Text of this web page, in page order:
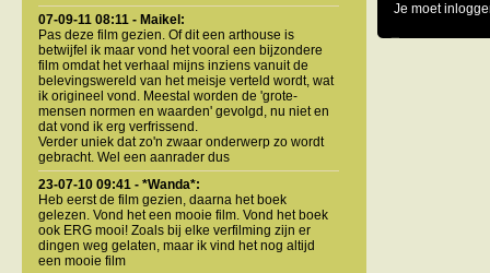
07-09-11 08:11 - Maikel:
Pas deze film gezien. Of dit een arthouse is
betwijfel ik maar vond het vooral een bijzondere
film omdat het verhaal mijns inziens vanuit de
belevingswereld van het meisje verteld wordt, wat
ik origineel vond. Meestal worden de 'grote-
mensen normen en waarden' gevolgd, nu niet en
dat vond ik erg verfrissend.
Verder uniek dat zo'n zwaar onderwerp zo wordt
gebracht. Wel een aanrader dus
23-07-10 09:41 - *Wanda*:
Heb eerst de film gezien, daarna het boek
gelezen. Vond het een mooie film. Vond het boek
ook ERG mooi! Zoals bij elke verfilming zijn er
dingen weg gelaten, maar ik vind het nog altijd
een mooie film
Je moet